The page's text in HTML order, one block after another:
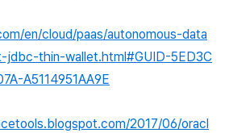
en/cloud/paas/autonomous-data
jdbc-thin-wallet.html#GUID-5ED3C
A5114951AA9E
2017/06/oracl